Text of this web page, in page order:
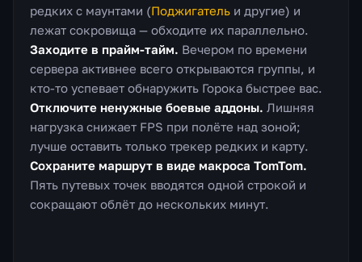
редких с маунтами (Поджигатель и другие) и
лежат сокровища — обходите их параллельно.
Заходите в прайм-тайм. Вечером по времени
сервера активнее всего открываются группы, и
кто-то успевает обнаружить Горока быстрее вас.
Отключите ненужные боевые аддоны. Лишняя
нагрузка снижает FPS при полёте над зоной;
лучше оставить только трекер редких и карту.
Сохраните маршрут в виде макроса TomTom.
Пять путевых точек вводятся одной строкой и
сокращают облёт до нескольких минут.